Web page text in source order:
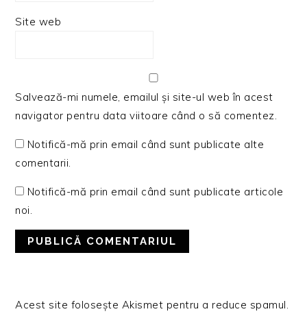
Site web
Salvează-mi numele, emailul și site-ul web în acest
navigator pentru data viitoare când o să comentez.
Notifică-mă prin email când sunt publicate alte
comentarii.
Notifică-mă prin email când sunt publicate articole
noi.
Acest site folosește Akismet pentru a reduce spamul.